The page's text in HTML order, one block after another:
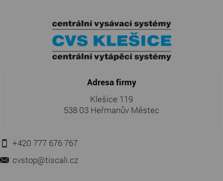
Adresa firmy
Klešice 119
538 03 Heřmanův Městec
+420 777 676 767
cvstop@tiscali.cz